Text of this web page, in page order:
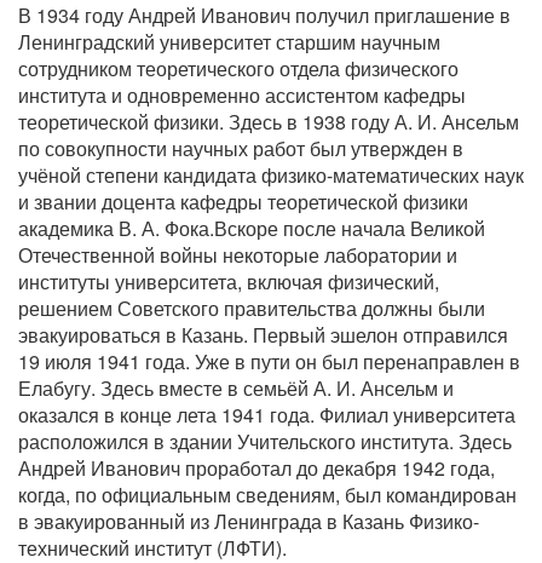
В 1934 году Андрей Иванович получил приглашение в
Ленинградский университет старшим научным
сотрудником теоретического отдела физического
института и одновременно ассистентом кафедры
теоретической физики. Здесь в 1938 году А. И. Ансельм
по совокупности научных работ был утвержден в
учёной степени кандидата физико-математических наук
и звании доцента кафедры теоретической физики
академика В. А. Фока.Вскоре после начала Великой
Отечественной войны некоторые лаборатории и
институты университета, включая физический,
решением Советского правительства должны были
эвакуироваться в Казань. Первый эшелон отправился
19 июля 1941 года. Уже в пути он был перенаправлен в
Елабугу. Здесь вместе в семьёй А. И. Ансельм и
оказался в конце лета 1941 года. Филиал университета
расположился в здании Учительского института. Здесь
Андрей Иванович проработал до декабря 1942 года,
когда, по официальным сведениям, был командирован
в эвакуированный из Ленинграда в Казань Физико-
технический институт (ЛФТИ).